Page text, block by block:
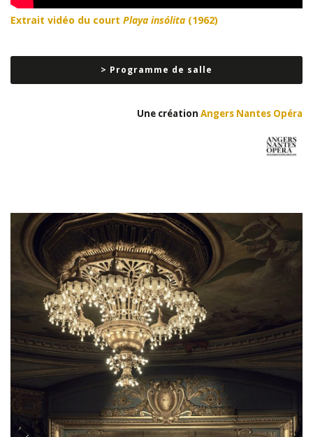
Extrait vidéo du court Playa insólita (1962)
> Programme de salle
Une création Angers Nantes Opéra